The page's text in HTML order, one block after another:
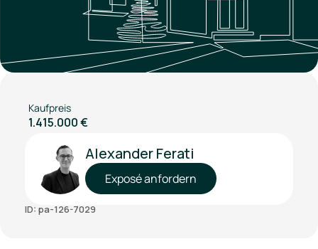
Kaufpreis
1.415.000 €
Alexander Ferati
Exposé anfordern
ID: pa-126-7029